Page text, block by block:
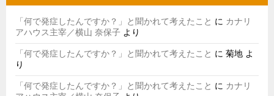
「何で発症したんですか？」と聞かれて考えたこと に カナリ
アハウス主宰／横山 奈保子 より
「何で発症したんですか？」と聞かれて考えたこと に 菊地 よ
り
「何で発症したんですか？」と聞かれて考えたこと に カナリ